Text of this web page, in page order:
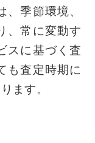
季節環境、
、常に変動す
スに基づく査
も査定時期に
ます。